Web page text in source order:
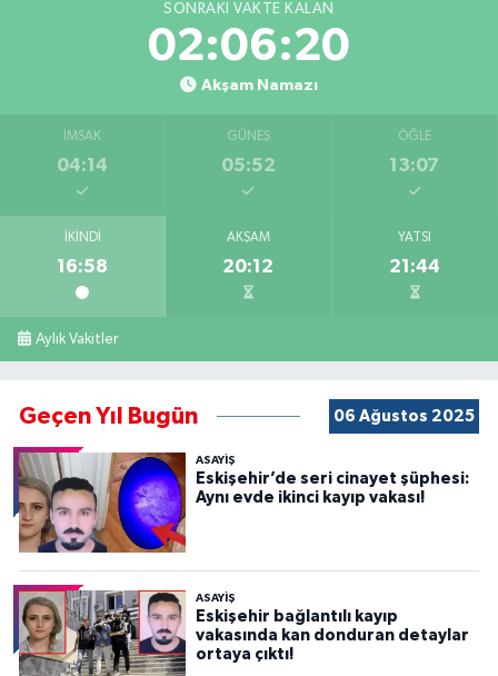
SONRAKI VAKTE KALAN
02:06:20
Akşam Namazı
İMSAK
04:14
GÜNEŞ
05:52
ÖĞLE
13:07
İKINDI
16:58
AKŞAM
20:12
YATSI
21:44
Aylık Vakitler
Geçen Yıl Bugün 06 Ağustos 2025
ASAYİŞ
Eskişehir’de seri cinayet şüphesi:
Aynı evde ikinci kayıp vakası!
ASAYİŞ
Eskişehir bağlantılı kayıp
vakasında kan donduran detaylar
ortaya çıktı!